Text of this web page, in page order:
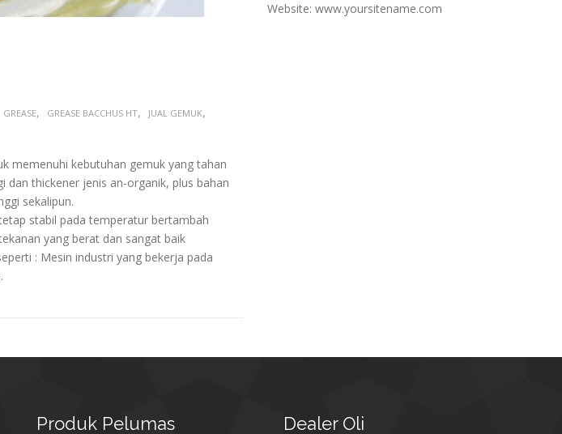
GREASE, GREASE BACCHUS HT, JUAL GEMUK,
memenuhi kebutuhan gemuk yang tahan
dan thickener jenis an-organik, plus bahan
sekalipun.
stabil pada temperatur bertambah
yang berat dan sangat baik
: Mesin industri yang bekerja pada
Website: www.yoursitename.com
Produk Pelumas DealerOli